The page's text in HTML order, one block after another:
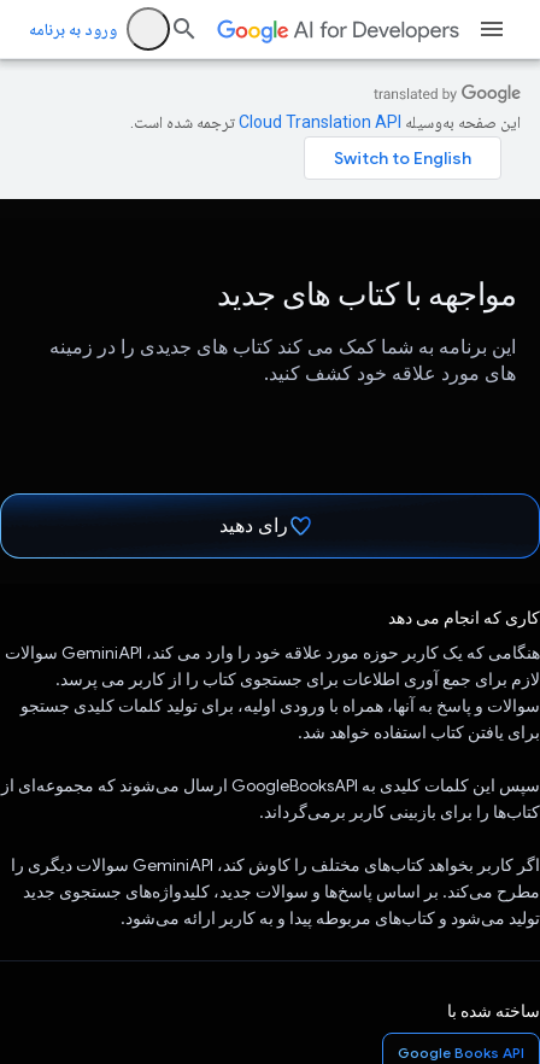
ورود به برنامه
این صفحه به‌وسیله ترجمه شده است.
مواجهه با کتاب های جدید
این برنامه به شما کمک می کند کتاب های جدیدی را در زمینه
های مورد علاقه خود کشف کنید.
رای دهید
کاری که انجام می دهد
هنگامی که یک کاربر حوزه مورد علاقه خود را وارد می کند، GeminiAPI سوالات
لازم برای جمع آوری اطلاعات برای جستجوی کتاب را از کاربر می پرسد.
سوالات و پاسخ به آنها، همراه با ورودی اولیه، برای تولید کلمات کلیدی جستجو
برای یافتن کتاب استفاده خواهد شد.
سپس این کلمات کلیدی به GoogleBooksAPI ارسال می‌شوند که مجموعه‌ای از
کتاب‌ها را برای بازبینی کاربر برمی‌گرداند.
اگر کاربر بخواهد کتاب‌های مختلف را کاوش کند، GeminiAPI سوالات دیگری را
مطرح می‌کند. بر اساس پاسخ‌ها و سوالات جدید، کلیدواژه‌های جستجوی جدید
تولید می‌شود و کتاب‌های مربوطه پیدا و به کاربر ارائه می‌شود.
ساخته شده با
Google Books API